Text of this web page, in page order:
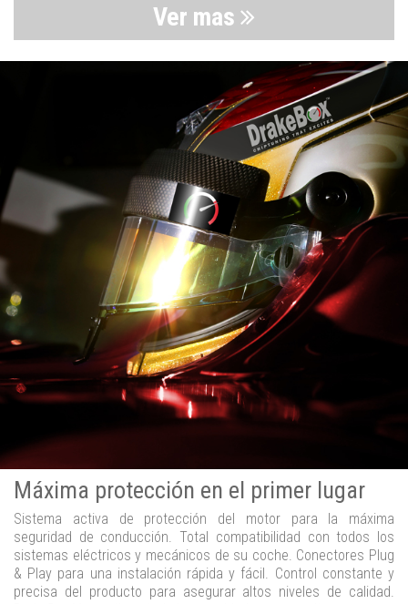
Ver mas
Máxima protección en el primer lugar
Sistema activa de protección del motor para la máxima
seguridad de conducción. Total compatibilidad con todos los
sistemas eléctricos y mecánicos de su coche. Conectores Plug
& Play para una instalación rápida y fácil. Control constante y
precisa del producto para asegurar altos niveles de calidad.